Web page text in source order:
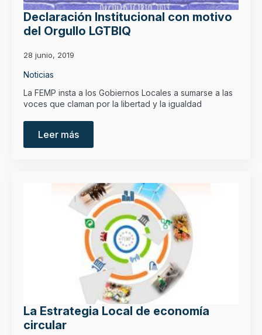
Declaración Institucional con motivo
del Orgullo LGTBIQ
28 junio, 2019
Noticias
La FEMP insta a los Gobiernos Locales a sumarse a las
voces que claman por la libertad y la igualdad
Leer más
La Estrategia Local de economía
circular